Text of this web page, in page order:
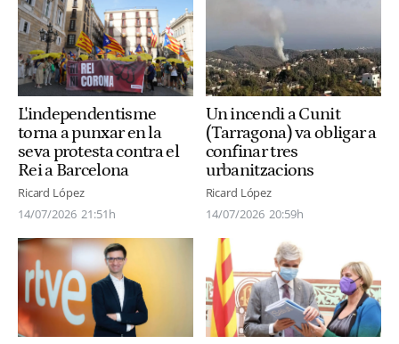
L'independentisme
torna a punxar en la
seva protesta contra el
Rei a Barcelona
Ricard López
14/07/2026 21:51h
Un incendi a Cunit
(Tarragona) va obligar a
confinar tres
urbanitzacions
Ricard López
14/07/2026 20:59h